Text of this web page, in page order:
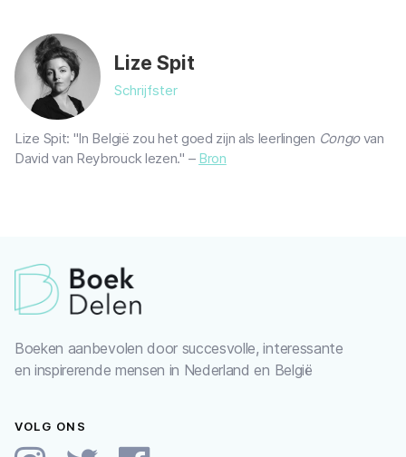
Lize Spit
Schrijfster
Lize Spit: "In België zou het goed zijn als leerlingen Congovan
David van Reybrouck lezen." – Bron
Boeken aanbevolen door succesvolle, interessante
en inspirerende mensen in Nederland en België
VOLG ONS